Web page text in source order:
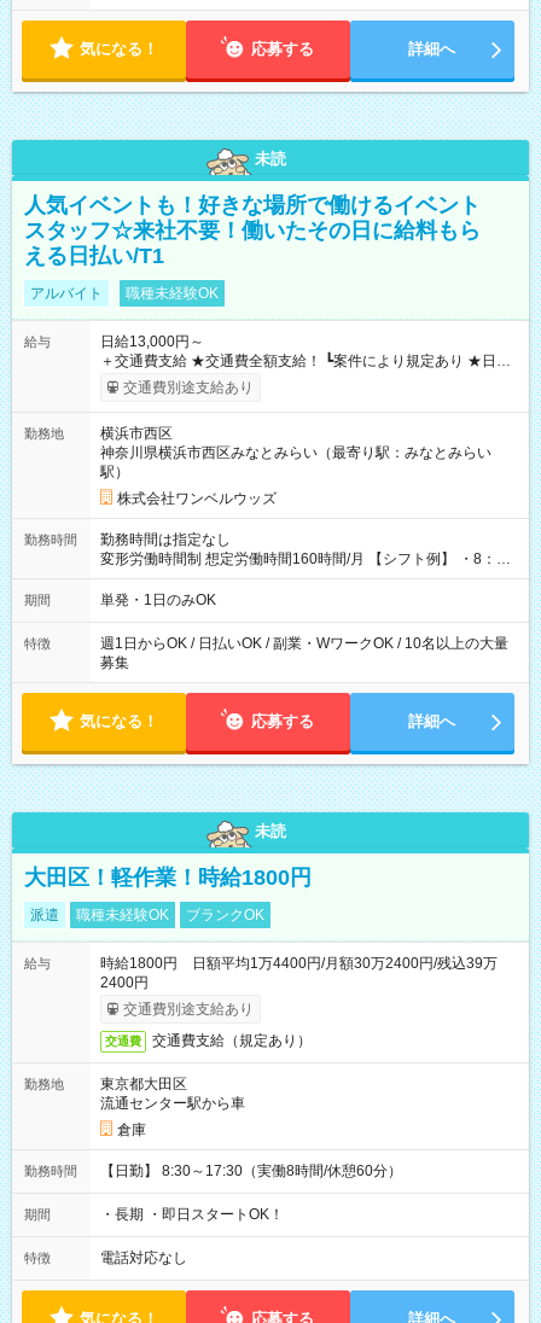
気になる！ 応募する 詳細へ
未読
人気イベントも！好きな場所で働けるイベント
スタッフ☆来社不要！働いたその日に給料もら
える日払い/T1
アルバイト 職種未経験OK
給与
日給13,000円～
＋交通費支給 ★交通費全額支給！ ┗案件により規定あり ★日払
いOK！（規定あり） ┗働いたその日に現金GET♪ お仕事後はコ
ンビニATMから 日払い分を引き落とせます！ 【試用期間】試
交通費別途支給あり
勤務地
横浜市西区
神奈川県横浜市西区みなとみらい（最寄り駅：みなとみらい
駅）
株式会社ワンベルウッズ
勤務時間
勤務時間は指定なし
変形労働時間制 想定労働時間160時間/月 【シフト例】 ・8：00
～21：00
期間 単発・1日のみOK
特徴
週1日からOK / 日払いOK / 副業・WワークOK / 10名以上の大量
募集
気になる！ 応募する 詳細へ
未読
大田区！軽作業！時給1800円
派遣 職種未経験OK ブランクOK
給与
時給1800円 日額平均1万4400円/月額30万2400円/残込39万
2400円
交通費別途支給あり
交通費 交通費支給（規定あり）
勤務地
東京都大田区
流通センター駅から車
倉庫
勤務時間 【日勤】 8:30～17:30（実働8時間/休憩60分）
期間 ・長期 ・即日スタートOK！
特徴 電話対応なし
気になる！ 応募する 詳細へ